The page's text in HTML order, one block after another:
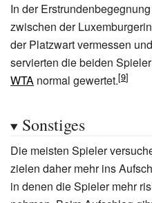
In der
zwischen der Luxemburgerin
der Platzwart vermessen
servierten die beiden
WTA normal gewertet.
Sonstiges
Die meisten Spieler
zielen daher mehr ins
in denen die Spieler mehr